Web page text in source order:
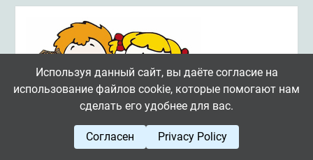
Используя данный сайт, вы даёте согласие на
использование файлов cookie, которые помогают нам
сделать его удобнее для вас.
Согласен Privacy Policy